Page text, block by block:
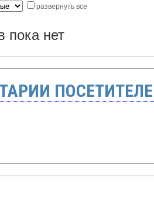
развернуть все
пока нет